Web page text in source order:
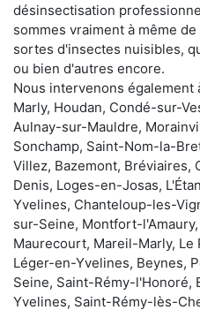
désinsectisation
sommes vraiment à même
sortes d'insectes nuisibles,
ou bien d'autres encore.
Nous intervenons
Marly, Houdan, Condé-sur-
Aulnay-sur-Mauldre,
Sonchamp, Saint-Nom-la-
Villez, Bazemont, Bréviaires,
Denis, Loges-en-Josas,
Yvelines, Chanteloup-les-
sur-Seine, Montfort-
Maurecourt, Mareil-Marly,
Léger-en-Yvelines, Beynes,
Seine, Saint-Rémy-l'Honoré,
Yvelines, Saint-Rémy-lès-